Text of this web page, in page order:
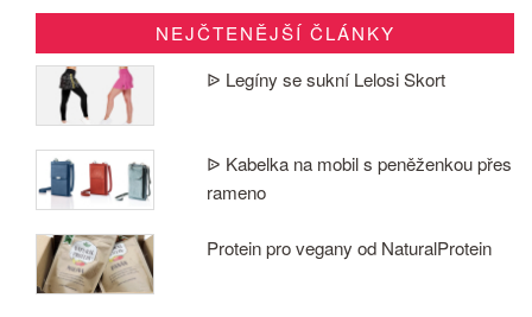
NEJČTENĚJŠÍ ČLÁNKY
ᐉ Legíny se sukní Lelosi Skort
ᐉ Kabelka na mobil s peněženkou přes
rameno
Protein pro vegany od NaturalProtein